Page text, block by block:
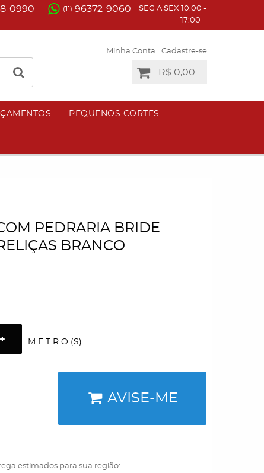
0990 (11) 96372-9060
SEG A SEX 10:00 -
17:00
Minha Conta Cadastre-se
R$ 0,00
PEQUENOS CORTES
PEDRARIA BRIDE
BRANCO
M E T R O (S)
AVISE-ME
estimados para sua região: